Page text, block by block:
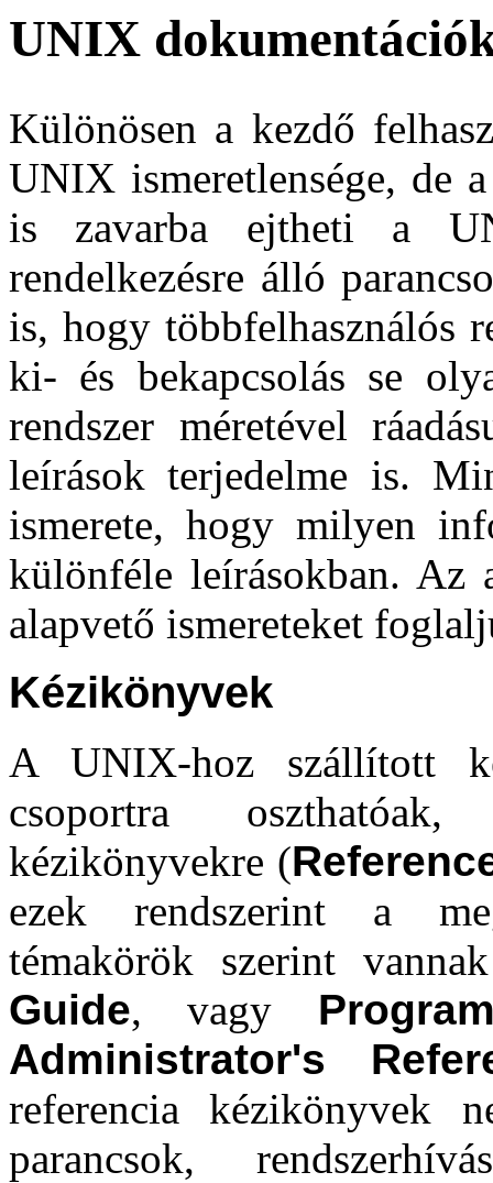
UNIX
Különösen a kezdő
UNIX ismeretlensége, de
is zavarba ejtheti a
rendelkezésre álló
is, hogy többfelhasználós
ki- és bekapcsolás se
rendszer méretével
leírások terjedelme is.
ismerete, hogy milyen
különféle leírásokban. Az
alapvető ismereteket
Kézikönyvek
A UNIX-hoz szállított
csoportra
kézikönyvekre (
ezek rendszerint a
témakörök szerint
Guide, vagy
Administrator's
referencia kézikönyvek
parancsok,